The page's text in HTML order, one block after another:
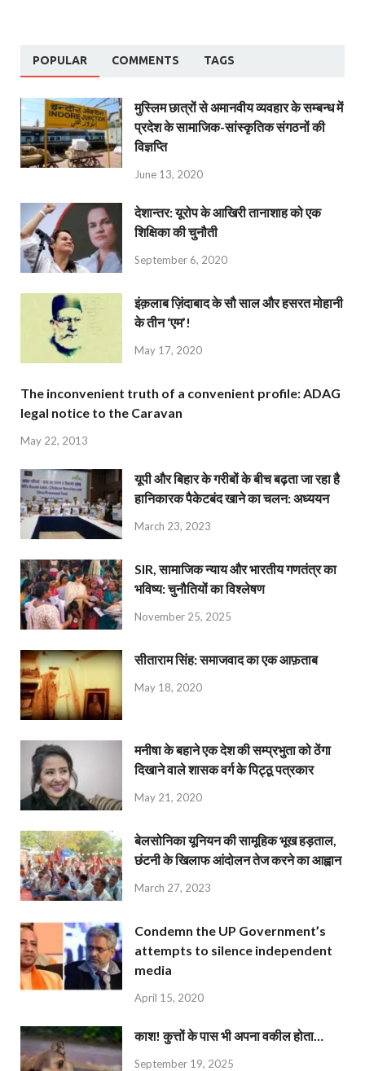
POPULAR COMMENTS TAGS
मुस्लिम छात्रों से अमानवीय व्यवहार के सम्बन्ध में
प्रदेश के सामाजिक-सांस्कृतिक संगठनों की
विज्ञप्ति
June 13, 2020
देशान्‍तर: यूरोप के आखिरी तानाशाह को एक
शिक्षिका की चुनौती
September 6, 2020
इंक़लाब ज़िंदाबाद के सौ साल और हसरत मोहानी
के तीन ‘एम’!
May 17, 2020
The inconvenient truth of a convenient profile: ADAG
legal notice to the Caravan
May 22, 2013
यूपी और बिहार के गरीबों के बीच बढ़ता जा रहा है
हानिकारक पैकेटबंद खाने का चलन: अध्ययन
March 23, 2023
SIR, सामाजिक न्याय और भारतीय गणतंत्र का
भविष्य: चुनौतियों का विश्लेषण
November 25, 2025
सीताराम सिंह: समाजवाद का एक आफ़ताब
May 18, 2020
मनीषा के बहाने एक देश की सम्प्रभुता को ठेंगा
दिखाने वाले शासक वर्ग के पिट्ठू पत्रकार
May 21, 2020
बेलसोनिका यूनियन की सामूहिक भूख हड़ताल,
छंटनी के खिलाफ आंदोलन तेज करने का आह्वान
March 27, 2023
Condemn the UP Government’s
attempts to silence independent
media
April 15, 2020
काश! कुत्तों के पास भी अपना वकील होता…
September 19, 2025